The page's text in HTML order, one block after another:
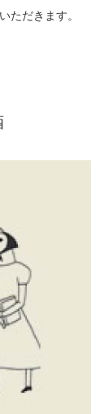
ただきます。